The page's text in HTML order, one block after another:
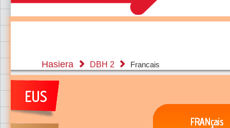
Hasiera DBH 2 Francais